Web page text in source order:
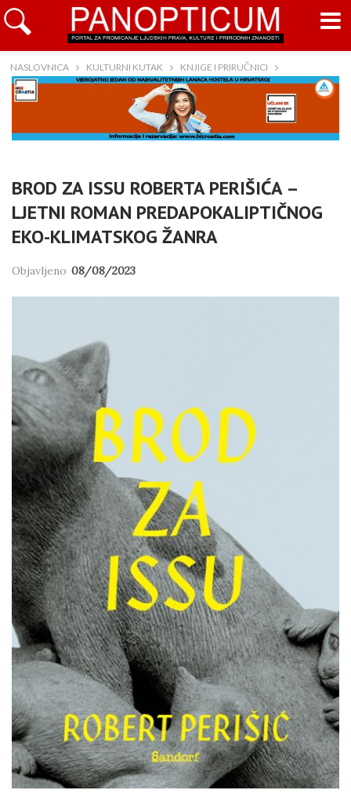
NASLOVNICA KULTURNI KUTAK KNJIGE I PRIRUČNICI
BROD ZA ISSU ROBERTA PERIŠIĆA –
LJETNI ROMAN PREDAPOKALIPTIČNOG
EKO-KLIMATSKOG ŽANRA
Objavljeno 08/08/2023